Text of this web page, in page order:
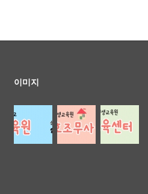
이미지